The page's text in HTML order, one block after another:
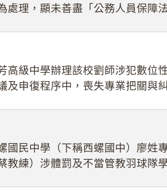
理，顯未善盡「公務人員保障法
高級中學辦理該校劉師涉犯數位
及申復程序中，喪失專業把關與
國民中學（下稱西螺國中）廖姓
教練）涉體罰及不當管教羽球隊